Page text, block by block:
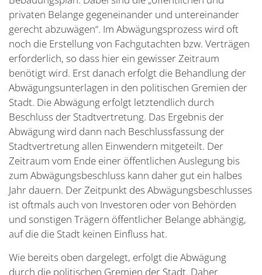
privaten Belange gegeneinander und untereinander
gerecht abzuwägen“. Im Abwägungsprozess wird oft
noch die Erstellung von Fachgutachten bzw. Verträgen
erforderlich, so dass hier ein gewisser Zeitraum
benötigt wird. Erst danach erfolgt die Behandlung der
Abwägungsunterlagen in den politischen Gremien der
Stadt. Die Abwägung erfolgt letztendlich durch
Beschluss der Stadtvertretung. Das Ergebnis der
Abwägung wird dann nach Beschlussfassung der
Stadtvertretung allen Einwendern mitgeteilt. Der
Zeitraum vom Ende einer öffentlichen Auslegung bis
zum Abwägungsbeschluss kann daher gut ein halbes
Jahr dauern. Der Zeitpunkt des Abwägungsbeschlusses
ist oftmals auch von Investoren oder von Behörden
und sonstigen Trägern öffentlicher Belange abhängig,
auf die die Stadt keinen Einfluss hat.
Wie bereits oben dargelegt, erfolgt die Abwägung
durch die politischen Gremien der Stadt. Daher